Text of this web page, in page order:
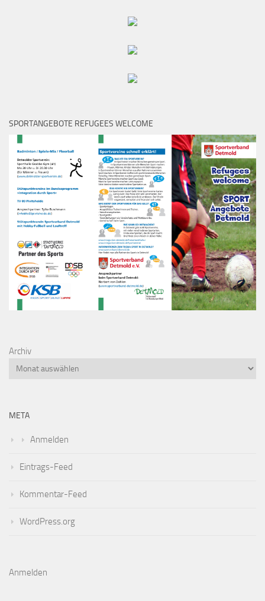
SPORTANGEBOTE REFUGEES WELCOME
Archiv
META
Anmelden
Eintrags-Feed
Kommentar-Feed
WordPress.org
Anmelden